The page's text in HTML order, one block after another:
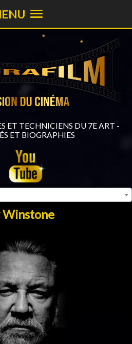
ET TECHNICIENS DU 7E ART -
ET BIOGRAPHIES
Winstone